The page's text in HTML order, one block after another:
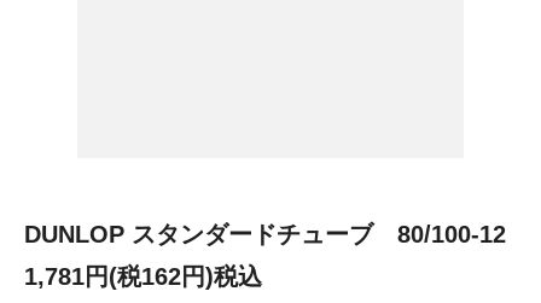
DUNLOP スタンダードチューブ 80/100-12
1,781円(税162円)税込